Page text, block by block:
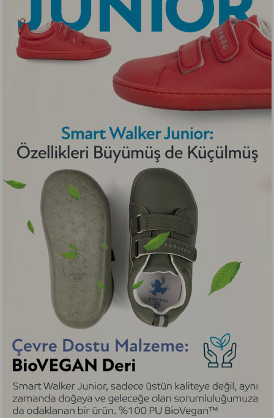
AKILLI CIRT SISTEMI: SMART WINGVELCROS DUO
Çocuk dostu Hopfrög Kids’in özel olarak
tasarlandığı iki kanatlı akıllı cırt sistemi Smart
WingVelcros Duo ile yeni ayakkabı giymeye
başlayan minikler bile;
Ayakkabı cırtını nereden açacağını bilir!
Tek hamlede açar!
Yardım almadan kolaylıkla giyer!
Esneğen lastiği ile Smart WingVelcros Duo minik
ayakları eşit biçimde sıkmadan kavrar. Tombiş
ayaklarda cırtların kısa kalma problemini süper
esneyen akıllı cırt sistemi sayesinde tam kapanma
sağlayarak çözer.
ERGONOMIK DIL SISTEMI: HOP-CLICK TONGUE
Minikler ayakkabısını giyerken dil kısmı giyimi asla
zorlaştırmaz, katlanıp içeriye kaçmaz, rahatsızlık
vermez. Çünkü kilit sistemi ile dili tutar, kaydırmaz.
Hop-Click Tongue ayakkabıyı giymek için dili
kaldırdığında kilitlenerek yukarıda kalır, dilin içeriye
düşmesini engeller. Miniklerin kolayca giyebilmesi
için kooccaaammaaann bir alan açarak giymeyi
kolaylaştırır.